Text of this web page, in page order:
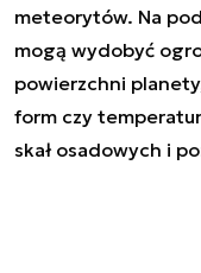
meteorytów. Na
mogą wydobyć
powierzchni
form czy
skał osadowych i